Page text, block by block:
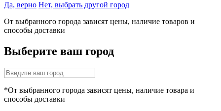
Да, верно Нет, выбрать другой город
От выбранного города зависят цены, наличие товаров и
способы доставки
Выберите ваш город
*От выбранного города зависят цены, наличие товара и
способы доставки